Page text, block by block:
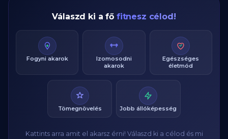
Válaszd ki a fő fitnesz célod!
Fogyni akarok
Izomosodni
akarok
Egészséges
életmód
Tömegnövelés Jobb állóképesség
Kattints arra amit el akarsz érni! Válaszd ki a célod és mi